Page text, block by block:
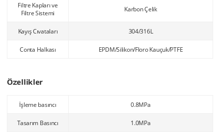
Filtre Kapları ve
Filtre Sistemi
Karbon Çelik
Kayış Cıvataları 304/316L
Conta Halkası EPDM/Silikon/Floro Kauçuk/PTFE
Özellikler
İşleme basıncı 0.8MPa
Tasarım Basıncı 1.0MPa